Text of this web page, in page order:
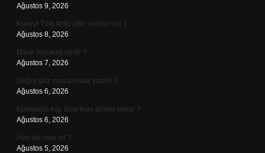
Ağustos 9, 2026
Kuveyt Türk fiziki altın veriyor mu ?
Ağustos 8, 2026
Mace baharatı nedir ?
Ağustos 7, 2026
Doğru göz masajı nasıl yapılır ?
Ağustos 6, 2026
Kumsalda kaç tane kum tanesi vardır ?
Ağustos 6, 2026
Avni kız ismi mi ?
Ağustos 5, 2026